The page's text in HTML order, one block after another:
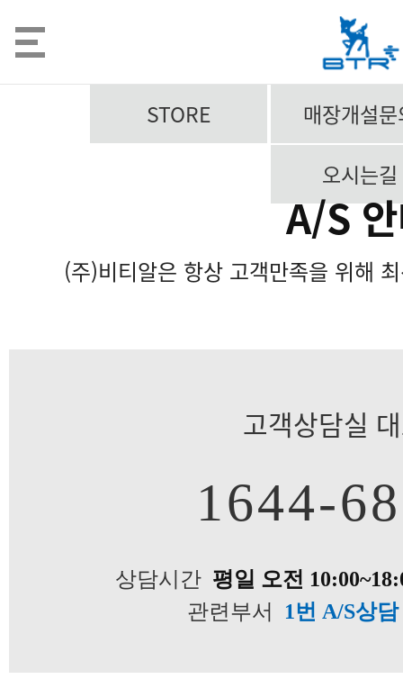
STORE
매장개설
오시는길
A/S
(주)비티알은 항상 고객만족을 위해
고객상담실
1644-
상담시간 평일 오전
관련부서 1번 A/S상